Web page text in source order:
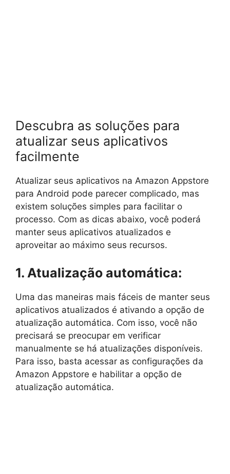
Descubra as soluções para
atualizar seus aplicativos
facilmente
Atualizar seus aplicativos na Amazon Appstore
para Android pode parecer complicado, mas
existem soluções simples para facilitar o
processo. Com as dicas abaixo, você poderá
manter seus aplicativos atualizados e
aproveitar ao máximo seus recursos.
1. Atualização automática:
Uma das maneiras mais fáceis de manter seus
aplicativos atualizados é ativando a opção de
atualização automática. Com isso, você não
precisará se preocupar em verificar
manualmente se há atualizações disponíveis.
Para isso, basta acessar as configurações da
Amazon Appstore e habilitar a opção de
atualização automática.